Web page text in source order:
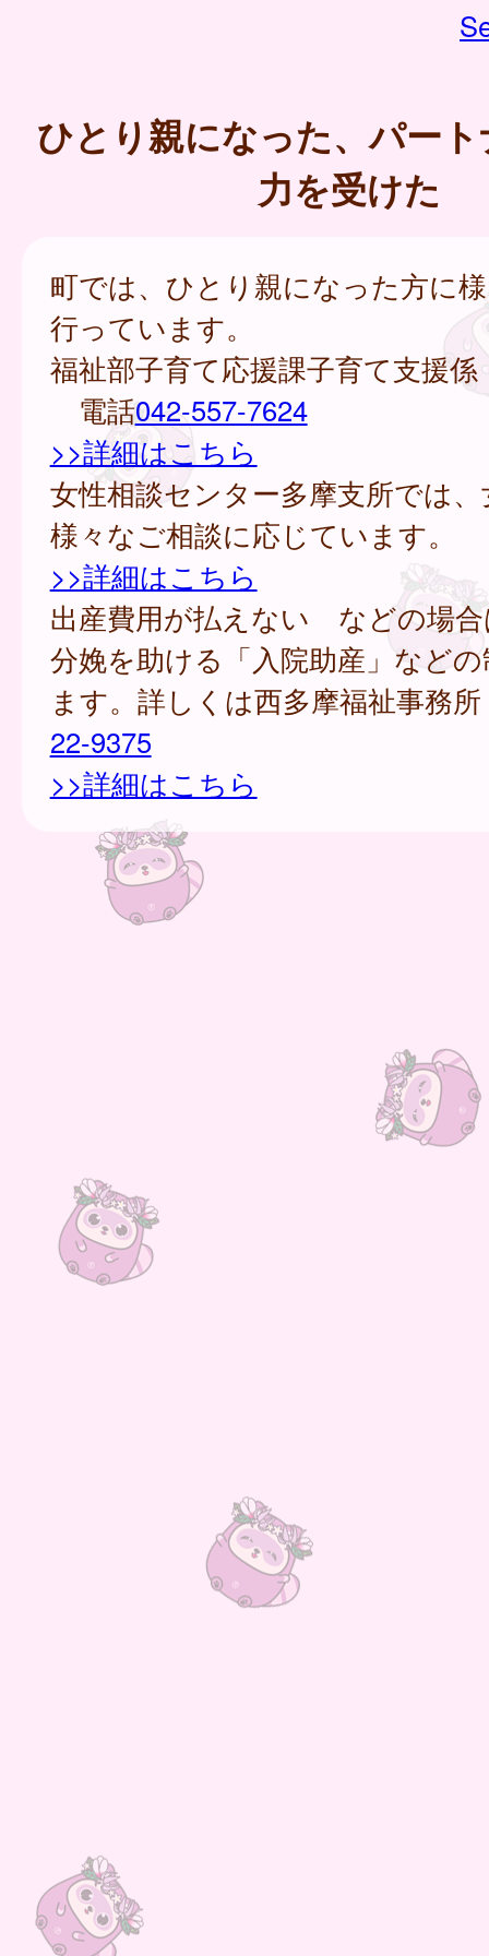
ひとり親になった、パー
力を受けた
町では、ひとり親になった方に
行っています。
福祉部子育て応援課子育て支援係
電話042-557-7624
>>詳細はこちら
女性相談センター多摩支所では
様々なご相談に応じています。
>>詳細はこちら
出産費用が払えない などの場合
分娩を助ける「入院助産」など
ます。詳しくは西多摩福祉事務
22-9375
>>詳細はこちら